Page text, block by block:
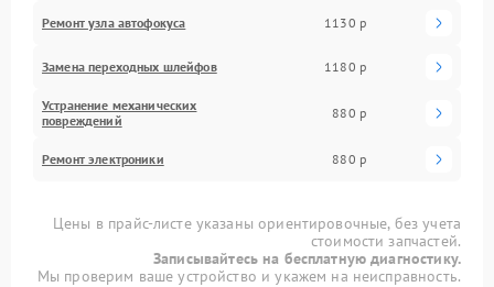
Ремонт узла автофокуса 1130 р
Замена переходных шлейфов 1180 р
Устранение механических
повреждений
880 р
Ремонт электроники 880 р
Цены в прайс-листе указаны ориентировочные, без учета
стоимости запчастей.
Записывайтесь на бесплатную диагностику.
Мы проверим ваше устройство и укажем на неисправность.